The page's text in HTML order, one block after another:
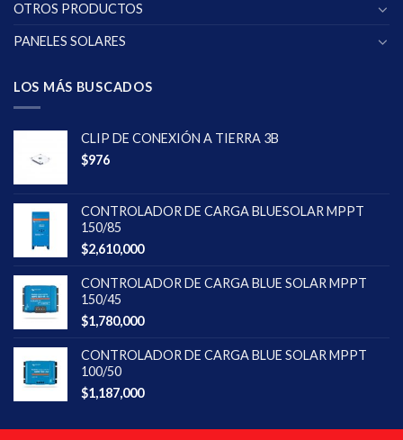
OTROS PRODUCTOS
PANELES SOLARES
LOS MÁS BUSCADOS
CLIP DE CONEXIÓN A TIERRA 3B
$976
CONTROLADOR DE CARGA BLUESOLAR MPPT
150/85
$2,610,000
CONTROLADOR DE CARGA BLUE SOLAR MPPT
150/45
$1,780,000
CONTROLADOR DE CARGA BLUE SOLAR MPPT
100/50
$1,187,000